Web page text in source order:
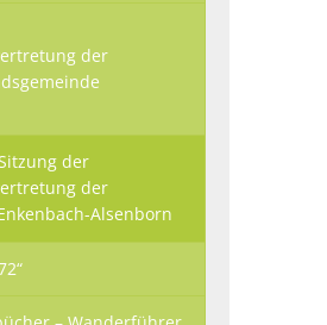
der
der
der
Alsenborn